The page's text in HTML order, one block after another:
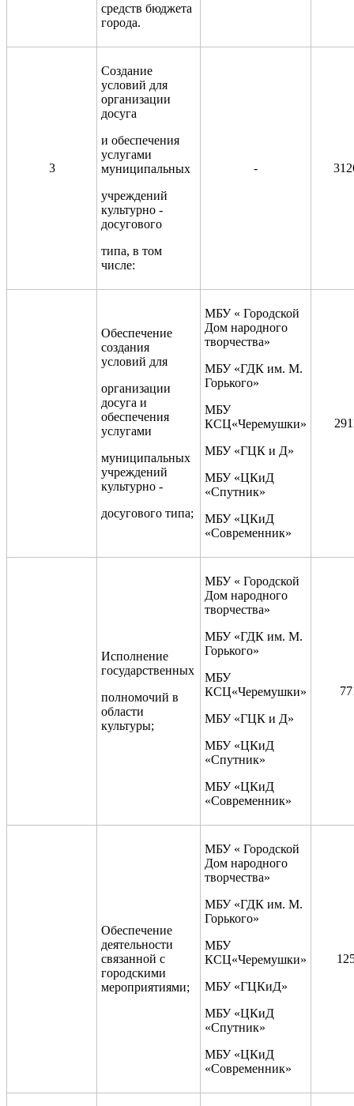
средств бюджета
города.
3
Создание
условий для
организации
досуга
и обеспечения
услугами
муниципальных
учреждений
культурно -
досугового
типа, в том
числе:
-
Обеспечение
создания
условий для
организации
досуга и
обеспечения
услугами
муниципальных
учреждений
культурно -
досугового типа;
МБУ « Городской
Дом народного
творчества»
МБУ «ГДК им. М.
Горького»
МБУ
КСЦ«Черемушки»
МБУ «ГЦК и Д»
МБУ «ЦКиД
«Спутник»
МБУ «ЦКиД
«Современник»
Исполнение
государственных
полномочий в
области
культуры;
МБУ « Городской
Дом народного
творчества»
МБУ «ГДК им. М.
Горького»
МБУ
КСЦ«Черемушки»
МБУ «ГЦК и Д»
МБУ «ЦКиД
«Спутник»
МБУ «ЦКиД
«Современник»
Обеспечение
деятельности
связанной с
городскими
мероприятиями;
МБУ « Городской
Дом народного
творчества»
МБУ «ГДК им. М.
Горького»
МБУ
КСЦ«Черемушки»
МБУ «ГЦКиД»
МБУ «ЦКиД
«Спутник»
МБУ «ЦКиД
«Современник»